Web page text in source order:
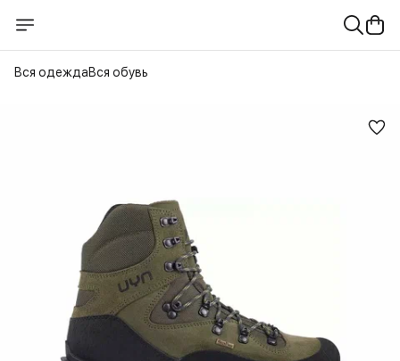
Вся одеждаВся обувь